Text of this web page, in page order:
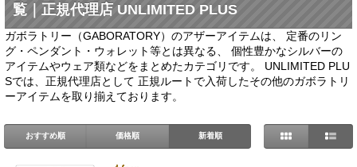
覧｜正規代理店 UNLIMITED PLUS
ガボラトリー（GABORATORY）のアザーアイテムは、 定番のリン
グ・ペンダント・ウォレット等とは異なる、 個性豊かなシルバーの
アイテムやウェア類などをまとめたカテゴリです。 UNLIMITED PLU
Sでは、正規代理店として 正規ルートで入荷したその他のガボラトリ
ーアイテムを取り揃えております。
おすすめ順 価格順 新着順